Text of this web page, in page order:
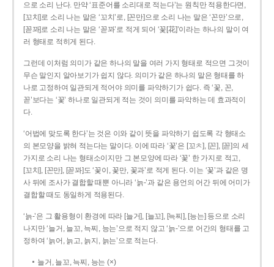
으로 소리 난다. 만약 ‘표준어를 소리대로 적는다’는 원칙만 적용한다면,
[꼬치]로 소리 나는 말은 ‘꼬치’로, [꼰만]으로 소리 나는 말은 ‘꼰만’으로,
[꼳꽈]로 소리 나는 말은 ‘꼳꽈’로 적게 되어 ‘꽃[花]’이라는 하나의 말이 여
러 형태로 적히게 된다.
그런데 이처럼 의미가 같은 하나의 말을 여러 가지 형태로 적으면 그것이
무슨 말인지 알아보기가 쉽지 않다. 의미가 같은 하나의 말은 형태를 하
나로 고정하여 일관되게 적어야 의미를 파악하기가 쉽다. 즉 ‘꽃, 꼰,
꼳’보다는 ‘꽃’ 하나로 일관되게 적는 것이 의미를 파악하는 데 효과적이
다.
‘어법에 맞도록 한다’는 것은 이와 같이 뜻을 파악하기 쉽도록 각 형태소
의 본모양을 밝혀 적는다는 말이다. 이에 따라 ‘꽃’은 [꼬ㅊ], [꼰], [꼳]의 세
가지로 소리 나는 형태소이지만 그 본모양에 따라 ‘꽃’ 한 가지로 적고,
[꼬치], [꼰만], [꼳꽈]도 ‘꽃이, 꽃만, 꽃과’로 적게 된다. 이는 ‘꽃’과 같은 명
사 뒤에 조사가 결합할 때뿐 아니라 ‘늙-’과 같은 용언의 어간 뒤에 어미가
결합할 때도 동일하게 적용된다.
‘늙-’은 그 활용형이 환경에 따라 [늘거], [늘꼬], [늑찌], [능는] 등으로 소리
나지만 ‘늘거, 늘꼬, 늑찌, 능는’으로 적지 않고 ‘늙-’으로 어간의 형태를 고
정하여 ‘늙어, 늙고, 늙지, 늙는’으로 적는다.
늘거, 늘꼬, 늑찌, 능는 (×)